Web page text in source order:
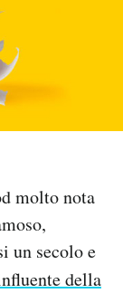
molto nota
un secolo e
della